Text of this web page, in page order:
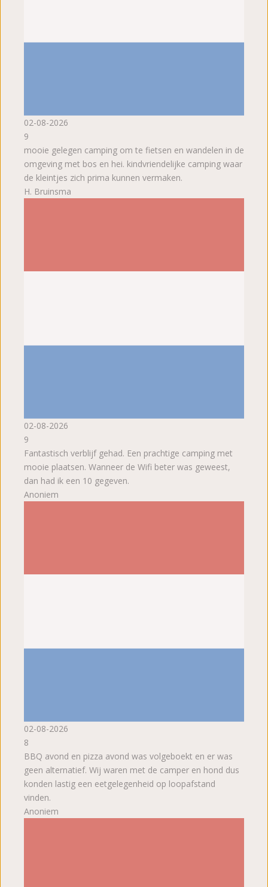
02-08-2026
9
mooie gelegen camping om te fietsen en wandelen in de
omgeving met bos en hei. kindvriendelijke camping waar
de kleintjes zich prima kunnen vermaken.
H. Bruinsma
02-08-2026
9
Fantastisch verblijf gehad. Een prachtige camping met
mooie plaatsen. Wanneer de Wifi beter was geweest,
dan had ik een 10 gegeven.
Anoniem
02-08-2026
8
BBQ avond en pizza avond was volgeboekt en er was
geen alternatief. Wij waren met de camper en hond dus
konden lastig een eetgelegenheid op loopafstand
vinden.
Anoniem